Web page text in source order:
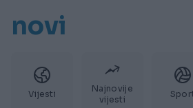
novi
Vijesti
Najnovije
vijesti